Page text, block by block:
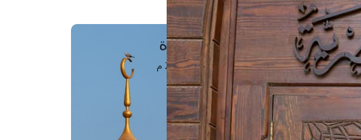
الفتوى الهاتفية
مَواقِيتُ الصَّـــلاة
القاهرة · 06 أغسطس 2026 م
الفجر
4 :40
الشروق
6 :17